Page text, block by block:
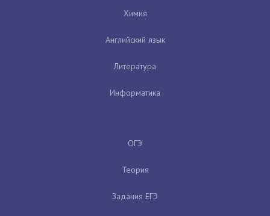
Химия
Английский язык
Литература
Информатика
ОГЭ
Теория
Задания ЕГЭ